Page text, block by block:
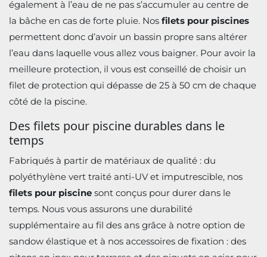
également à l’eau de ne pas s’accumuler au centre de
la bâche en cas de forte pluie. Nos filets pour piscines
permettent donc d’avoir un bassin propre sans altérer
l’eau dans laquelle vous allez vous baigner. Pour avoir la
meilleure protection, il vous est conseillé de choisir un
filet de protection qui dépasse de 25 à 50 cm de chaque
côté de la piscine.
Des filets pour piscine durables dans le
temps
Fabriqués à partir de matériaux de qualité : du
polyéthylène vert traité anti-UV et imputrescible, nos
filets pour piscine sont conçus pour durer dans le
temps. Nous vous assurons une durabilité
supplémentaire au fil des ans grâce à notre option de
sandow élastique et à nos accessoires de fixation : des